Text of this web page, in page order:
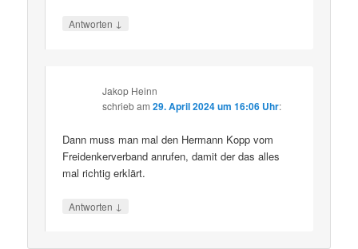
Antworten ↓
Jakop Heinn
schriebam29. April 2024 um 16:06 Uhr:
Dann muss man mal den Hermann Kopp vom
Freidenkerverband anrufen, damit der das alles
mal richtig erklärt.
Antworten ↓